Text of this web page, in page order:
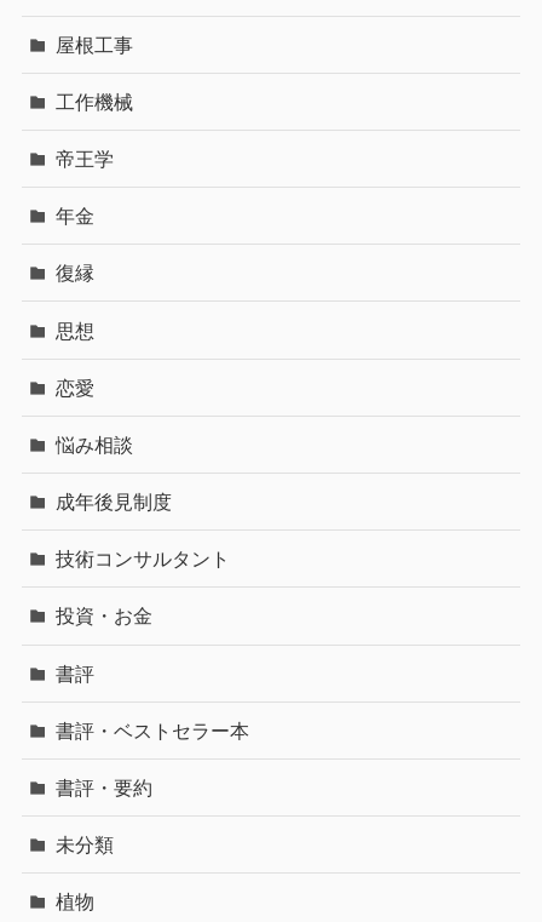
屋根工事
工作機械
帝王学
年金
復縁
思想
恋愛
悩み相談
成年後見制度
技術コンサルタント
投資・お金
書評
書評・ベストセラー本
書評・要約
未分類
植物